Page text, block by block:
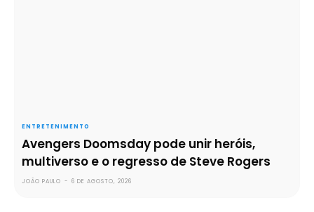
ENTRETENIMENTO
Avengers Doomsday pode unir heróis,
multiverso e o regresso de Steve Rogers
JOÃO PAULO - 6 DE AGOSTO, 2026